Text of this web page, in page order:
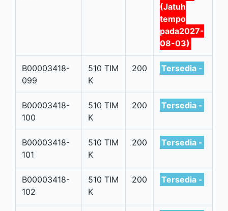
(Jatuh
tempo
pada2027-
08-03)
B00003418-
099
510 TIM
K
200 Tersedia -
B00003418-
100
510 TIM
K
200 Tersedia -
B00003418-
101
510 TIM
K
200 Tersedia -
B00003418-
102
510 TIM
K
200 Tersedia -